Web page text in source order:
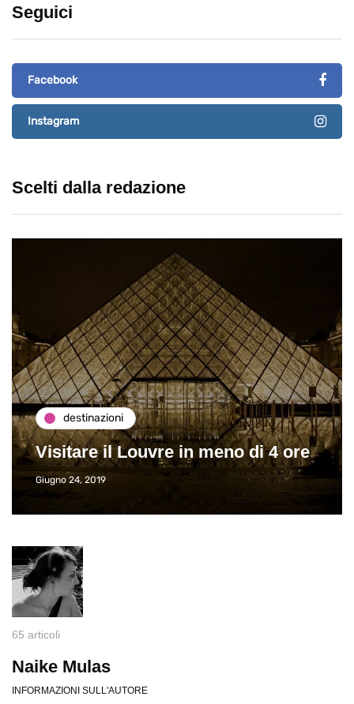
Seguici
Facebook
Instagram
Scelti dalla redazione
destinazioni
Visitare il Louvre in meno di 4 ore
Giugno 24, 2019
65 articoli
Naike Mulas
INFORMAZIONI SULL'AUTORE